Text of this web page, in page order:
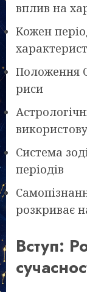
вплив на
Кожен
Положення
риси
Система
періодів
розкриває
Вступ: